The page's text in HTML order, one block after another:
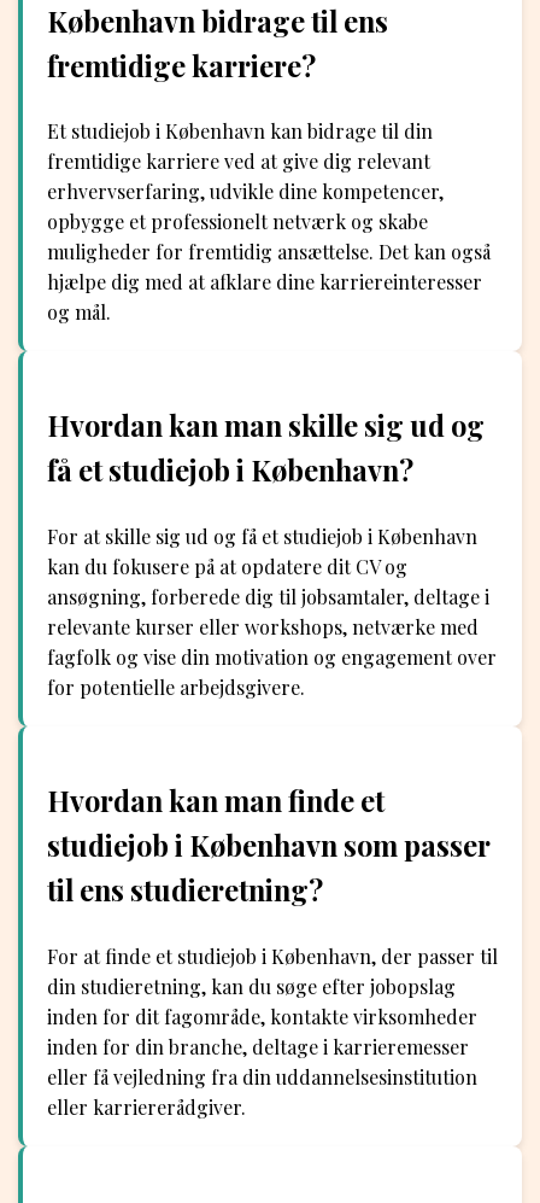
København bidrage til ens
fremtidige karriere?
Et studiejob i København kan bidrage til din
fremtidige karriere ved at give dig relevant
erhvervserfaring, udvikle dine kompetencer,
opbygge et professionelt netværk og skabe
muligheder for fremtidig ansættelse. Det kan også
hjælpe dig med at afklare dine karriereinteresser
og mål.
Hvordan kan man skille sig ud og
få et studiejob i København?
For at skille sig ud og få et studiejob i København
kan du fokusere på at opdatere dit CV og
ansøgning, forberede dig til jobsamtaler, deltage i
relevante kurser eller workshops, netværke med
fagfolk og vise din motivation og engagement over
for potentielle arbejdsgivere.
Hvordan kan man finde et
studiejob i København som passer
til ens studieretning?
For at finde et studiejob i København, der passer til
din studieretning, kan du søge efter jobopslag
inden for dit fagområde, kontakte virksomheder
inden for din branche, deltage i karrieremesser
eller få vejledning fra din uddannelsesinstitution
eller karriererådgiver.